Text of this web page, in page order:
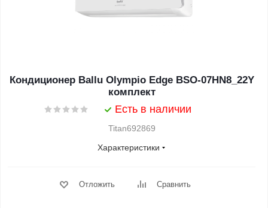
Кондиционер Ballu Olympio Edge BSO-07HN8_22Y
комплект
Есть в наличии
Titan692869
Характеристики
Отложить Сравнить